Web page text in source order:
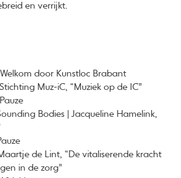
en verrijkt.
door Kunstloc Brabant
Muz-iC, “Muziek op de IC”
Bodies | Jacqueline Hamelink,
de Lint, “De vitaliserende kracht
in de zorg”